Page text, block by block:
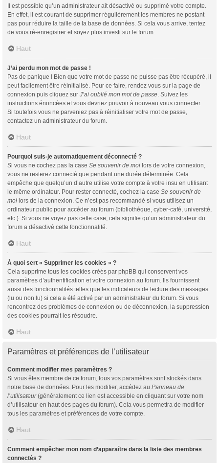
Il est possible qu’un administrateur ait désactivé ou supprimé votre compte.
En effet, il est courant de supprimer régulièrement les membres ne postant
pas pour réduire la taille de la base de données. Si cela vous arrive, tentez
de vous ré-enregistrer et soyez plus investi sur le forum.
Haut
J’ai perdu mon mot de passe !
Pas de panique ! Bien que votre mot de passe ne puisse pas être récupéré, il
peut facilement être réinitialisé. Pour ce faire, rendez vous sur la page de
connexion puis cliquez sur J’ai oublié mon mot de passe. Suivez les
instructions énoncées et vous devriez pouvoir à nouveau vous connecter.
Si toutefois vous ne parveniez pas à réinitialiser votre mot de passe,
contactez un administrateur du forum.
Haut
Pourquoi suis-je automatiquement déconnecté ?
Si vous ne cochez pas la case Se souvenir de moi lors de votre connexion,
vous ne resterez connecté que pendant une durée déterminée. Cela
empêche que quelqu’un d’autre utilise votre compte à votre insu en utilisant
le même ordinateur. Pour rester connecté, cochez la case Se souvenir de
moi lors de la connexion. Ce n’est pas recommandé si vous utilisez un
ordinateur public pour accéder au forum (bibliothèque, cyber-café, université,
etc.). Si vous ne voyez pas cette case, cela signifie qu’un administrateur du
forum a désactivé cette fonctionnalité.
Haut
À quoi sert « Supprimer les cookies » ?
Cela supprime tous les cookies créés par phpBB qui conservent vos
paramètres d’authentification et votre connexion au forum. Ils fournissent
aussi des fonctionnalités telles que les indicateurs de lecture des messages
(lu ou non lu) si cela a été activé par un administrateur du forum. Si vous
rencontrez des problèmes de connexion ou de déconnexion, la suppression
des cookies pourrait les résoudre.
Haut
Paramètres et préférences de l’utilisateur
Comment modifier mes paramètres ?
Si vous êtes membre de ce forum, tous vos paramètres sont stockés dans
notre base de données. Pour les modifier, accédez au Panneau de
l’utilisateur(généralement ce lien est accessible en cliquant sur votre nom
d’utilisateur en haut des pages du forum). Cela vous permettra de modifier
tous les paramètres et préférences de votre compte.
Haut
Comment empêcher mon nom d’apparaître dans la liste des membres
connectés ?